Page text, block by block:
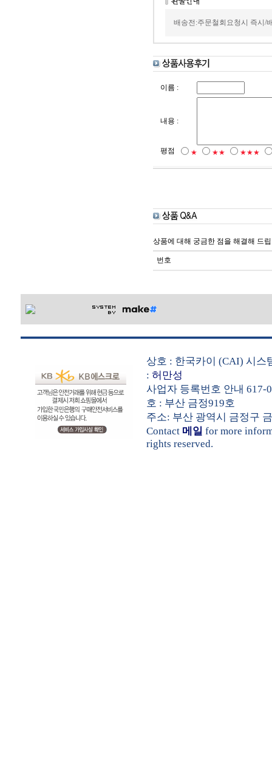
배송전:주문철회요청시 즉시/
이름 :
내용 :
평점 ★ ★★ ★★★
상품에 대해 궁금한 점을 해결해 드
번호
상호 : 한국카이 (CAI) 시스
: 허만성
사업자 등록번호 안내 617-
호 : 부산 금정919호
주소: 부산 광역시 금정구
Contact 메일 for more
rights reserved.